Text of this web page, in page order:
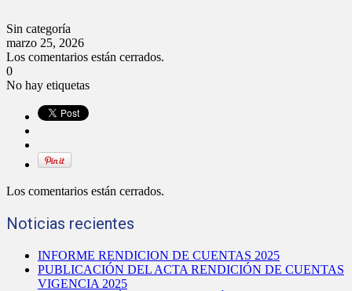
Sin categoría
marzo 25, 2026
Los comentarios están cerrados.
0
No hay etiquetas
Los comentarios están cerrados.
Noticias recientes
INFORME RENDICION DE CUENTAS 2025
PUBLICACIÓN DEL ACTA RENDICIÓN DE CUENTAS
VIGENCIA 2025